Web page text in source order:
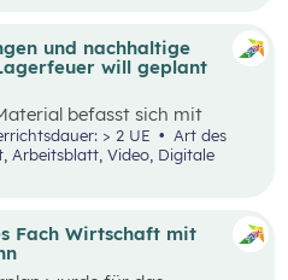
mit Energie und
bei der Teamarbeit
Kompetenzen zu stärken
stCentury Skills zu schulen.
und nachhaltige
will geplant
befasst sich mit
der Herkunft von
Bewusstsein für eine
sowie mit dem Umgang
zusätzlich bereitgestellten
die im Video
> 2 UE
Art des
Arbeitsblatt, Video, Digitale
Fach Wirtschaft mit